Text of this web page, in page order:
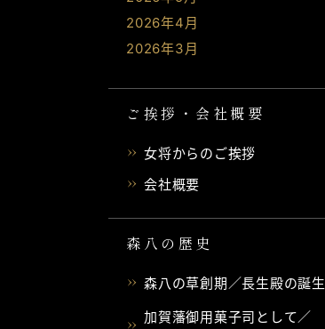
2026年4月
2026年3月
ご挨拶・会社概要
女将からのご挨拶
会社概要
森八の歴史
森八の草創期／長生殿の誕生
加賀藩御用菓子司として／